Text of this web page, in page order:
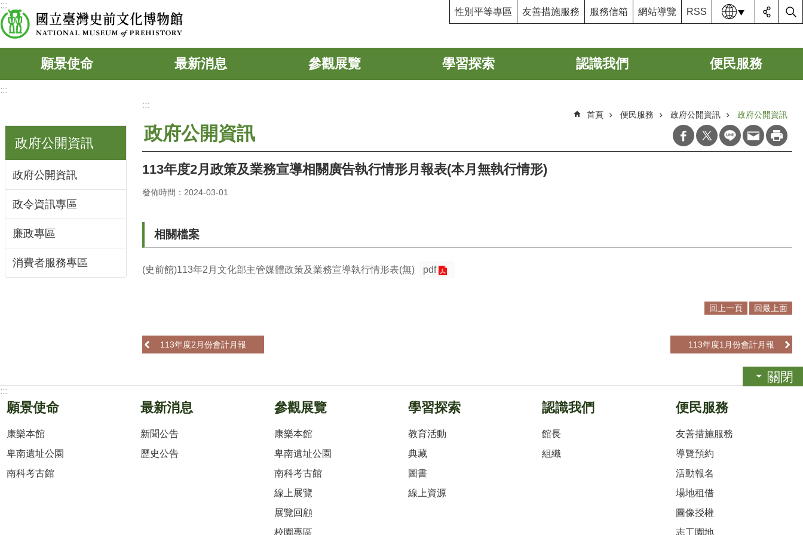
跳到主要內容區塊
:::
性別平等專區 友善措施服務 服務信箱 網站導覽 RSS 語系
願景使命 最新消息 參觀展覽 學習探索 認識我們 便民服務
:::
政府公開資訊
政府公開資訊
政令資訊專區
廉政專區
消費者服務專區
:::
首頁 便民服務 政府公開資訊 政府公開資訊
政府公開資訊
113年度2月政策及業務宣導相關廣告執行情形月報表(本月無執行情形)
發佈時間：2024-03-01
相關檔案
(史前館)113年2月文化部主管媒體政策及業務宣導執行情形表(無) pdf
回上一頁 回最上面
113年度2月份會計月報 113年度1月份會計月報
關閉
:::
願景使命
康樂本館
卑南遺址公園
南科考古館
最新消息
新聞公告
歷史公告
參觀展覽
康樂本館
卑南遺址公園
南科考古館
線上展覽
展覽回顧
校園專區
學習探索
教育活動
典藏
圖書
線上資源
認識我們
館長
組織
便民服務
友善措施服務
導覽預約
活動報名
場地租借
圖像授權
志工園地